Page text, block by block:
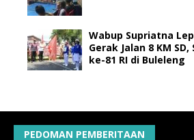
Wabup Supriatna
Gerak Jalan 8 KM
ke-81 RI di Buleleng
PEDOMAN PEMBERITAAN